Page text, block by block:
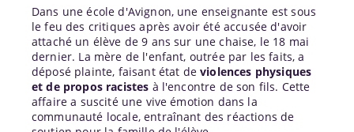
Dans une école d'Avignon, une enseignante est sous
le feu des critiques après avoir été accusée d'avoir
attaché un élève de 9 ans sur une chaise, le 18 mai
dernier. La mère de l'enfant, outrée par les faits, a
déposé plainte, faisant état deviolences physiques
et de propos racistes à l'encontre de son fils. Cette
affaire a suscité une vive émotion dans la
communauté locale, entraînant des réactions de